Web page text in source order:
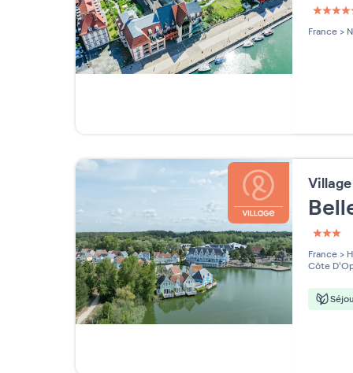
5
France >
Village
3
France >
Côte